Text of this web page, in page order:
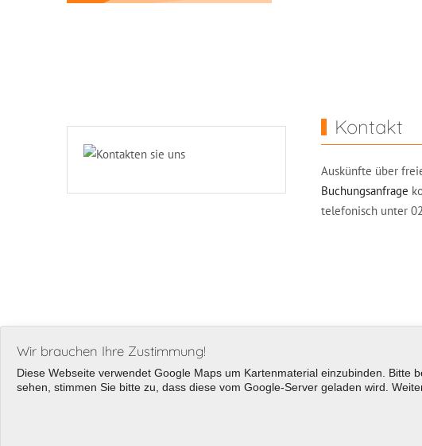
Kontakt
Auskünfte über
Buchungsanfrage
telefonisch unter
Wir brauchen Ihre Zustimmung!
Diese Webseite verwendet Google Maps um Kartenmaterial einzubinden.
sehen, stimmen Sie bitte zu, dass diese vom Google-Server geladen wird.